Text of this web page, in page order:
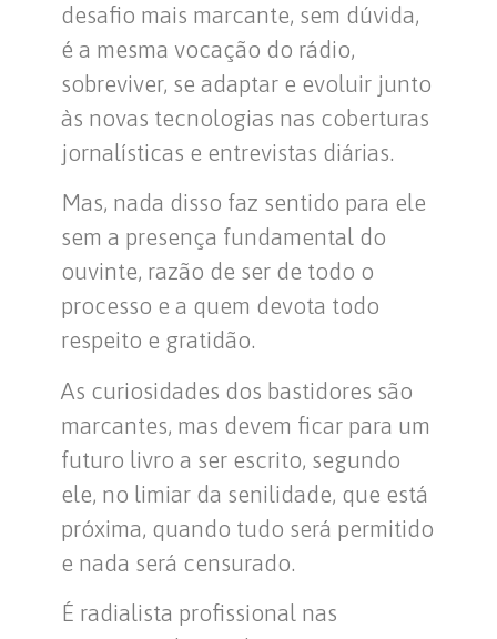
desafio mais marcante, sem dúvida,
é a mesma vocação do rádio,
sobreviver, se adaptar e evoluir junto
às novas tecnologias nas coberturas
jornalísticas e entrevistas diárias.
Mas, nada disso faz sentido para ele
sem a presença fundamental do
ouvinte, razão de ser de todo o
processo e a quem devota todo
respeito e gratidão.
As curiosidades dos bastidores são
marcantes, mas devem ficar para um
futuro livro a ser escrito, segundo
ele, no limiar da senilidade, que está
próxima, quando tudo será permitido
e nada será censurado.
É radialista profissional nas